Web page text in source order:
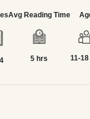
उन सबको मजबूरी वश
कारण वह प्रयोग असफल
की पीछे की क्या कहानी है?
में एक अहम किरदार था,
Avg Reading Time
5 hrs 11-